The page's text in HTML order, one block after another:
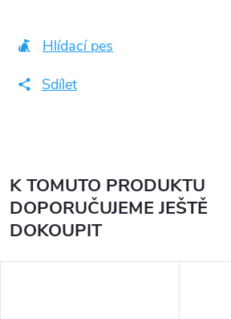
Hlídací pes
Sdílet
K TOMUTO PRODUKTU
DOPORUČUJEME JEŠTĚ
DOKOUPIT